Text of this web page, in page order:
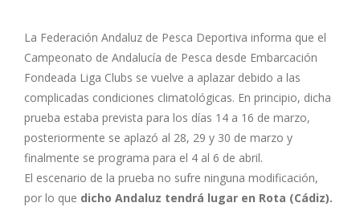
La Federación Andaluz de Pesca Deportiva informa que el
Campeonato de Andalucía de Pesca desde Embarcación
Fondeada Liga Clubs se vuelve a aplazar debido a las
complicadas condiciones climatológicas. En principio, dicha
prueba estaba prevista para los días 14 a 16 de marzo,
posteriormente se aplazó al 28, 29 y 30 de marzo y
finalmente se programa para el 4 al 6 de abril.
El escenario de la prueba no sufre ninguna modificación,
por lo que dicho Andaluz tendrá lugar en Rota (Cádiz).